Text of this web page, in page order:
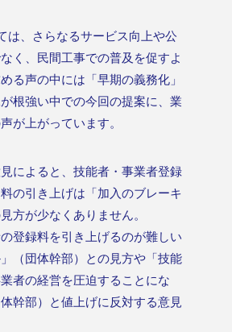
は、さらなるサービス向上や公
く、民間工事での普及を促すよ
る声の中には「早期の義務化」
根強い中での今回の提案に、業
が上がっています。
によると、技能者・事業者登録
の引き上げは「加入のブレーキ
方が少なくありません。
の登録料を引き上げるのが難しい
（団体幹部）との見方や「技能
者の経営を圧迫することにな
幹部）と値上げに反対する意見